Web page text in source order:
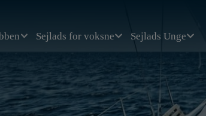
Sejlads for voksne Sejlads Unge